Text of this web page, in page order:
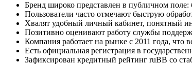
Бренд широко представлен в публичном
Пользователи часто отмечают быструю
Хвалят удобный личный кабинет, понятный
Позитивно оценивают работу службы
Компания работает на рынке с 2011 года, что
Есть официальная регистрация в
Зафиксирован кредитный рейтинг ruBB со